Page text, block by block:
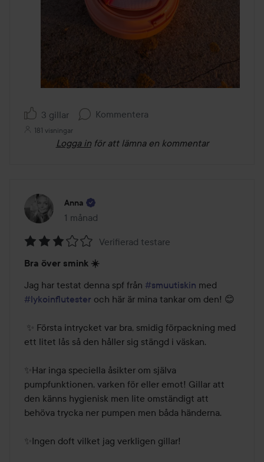
3 gillar Kommentera
181 visningar
Logga in för att lämna en kommentar
Anna
1 månad
Inlägget skapades 1 månad
3
av
5
Verifierad testare
Bra över smink ☀️
Jag har testat denna spf från #smuutiskin
#lykoinflutester och här är mina tankar om den! 😊
ett litet lås så den håller sig stängd i väskan.
✨Har inga speciella åsikter om själva
pumpfunktionen, varken för eller emot! Gillar att
den känns hygienisk men lite omständigt att
behöva trycka ner pumpen men båda händerna.
✨Ingen doft vilket jag verkligen gillar!